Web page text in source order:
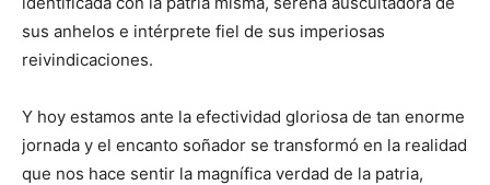
sus anhelos e intérprete fiel de sus imperiosas
reivindicaciones.
Y hoy estamos ante la efectividad gloriosa de tan enorme
jornada y el encanto soñador se transformó en la realidad
que nos hace sentir la magnífica verdad de la patria,